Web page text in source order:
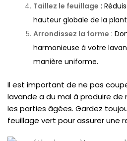
Taillez le feuillage :
hauteur globale de la
Arrondissez la forme :
harmonieuse à votre
manière uniforme.
Il est important de ne pas
lavande a du mal à produire de
les parties âgées. Gardez
feuillage vert pour assurer une